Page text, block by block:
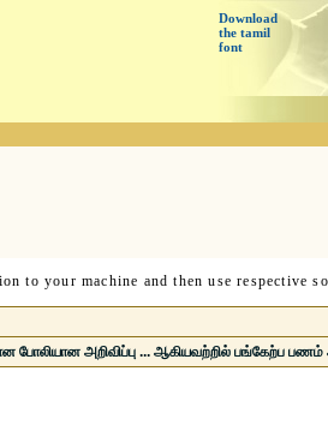
Download
the tamil
font
to your machine and then use respective
போலியான அறிவிப்பு ... ஆகியவற்றில் பங்கேற்ப பணம்